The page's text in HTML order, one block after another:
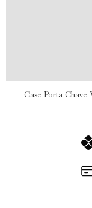
Case Porta Chave